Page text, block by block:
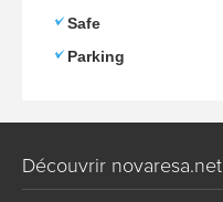
Safe
Parking
Découvrir novaresa.net